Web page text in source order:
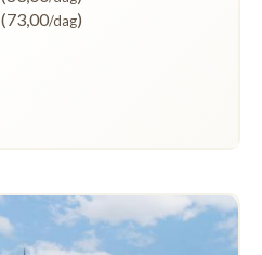
(73,00/dag)